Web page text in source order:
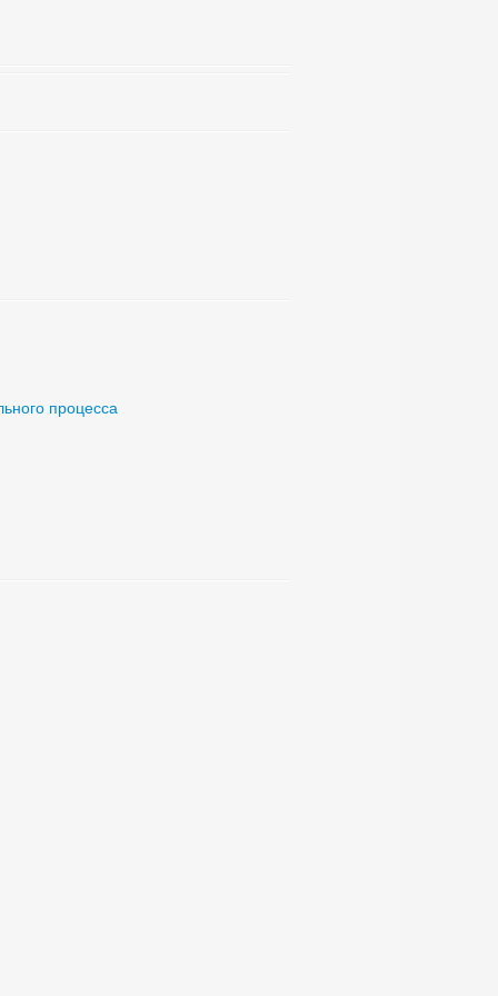
процесса